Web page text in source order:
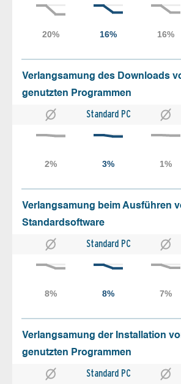
Verlangsamung des Downloads
genutzten Programmen
Standard PC
Verlangsamung beim Ausführen
Standardsoftware
Standard PC
Verlangsamung der Installation
genutzten Programmen
Standard PC